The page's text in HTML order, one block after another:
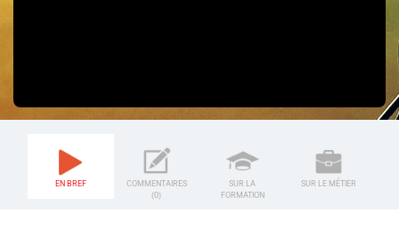
EN BREF
COMMENTAIRES
(0)
SUR LA
FORMATION
SUR LE MÉTIER